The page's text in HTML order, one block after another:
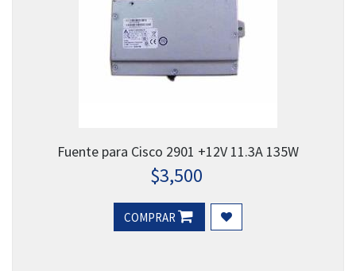
Fuente para Cisco 2901 +12V 11.3A 135W
$3,500
COMPRAR